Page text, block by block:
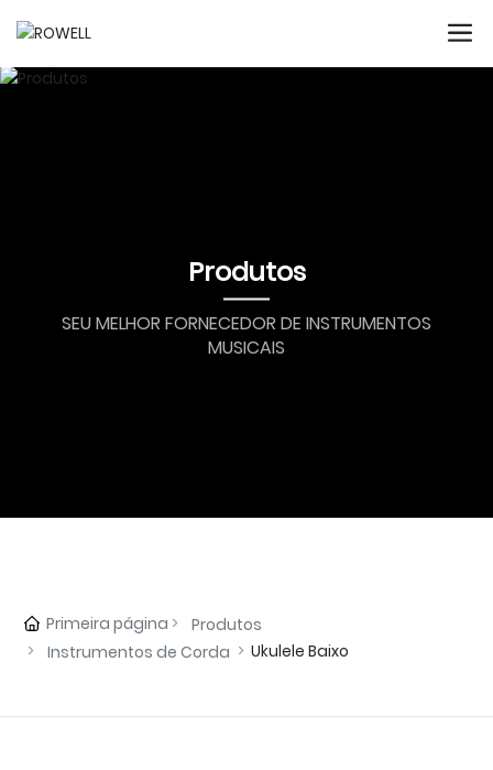
Produtos
SEU MELHOR FORNECEDOR DE INSTRUMENTOS
MUSICAIS
Primeira página
Produtos
Instrumentos de Corda
Ukulele Baixo